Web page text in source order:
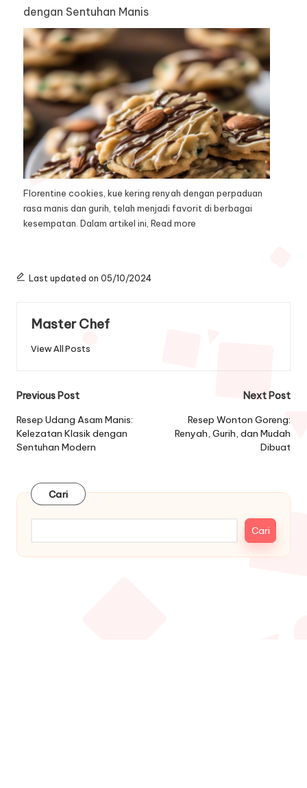
dengan Sentuhan Manis
Florentine cookies, kue kering renyah dengan perpaduan
rasa manis dan gurih, telah menjadi favorit di berbagai
kesempatan. Dalam artikel ini, Read more
Last updated on 05/10/2024
Master Chef
View All Posts
Post
navigation
Previous Post
Resep Udang Asam Manis:
Kelezatan Klasik dengan
Sentuhan Modern
Next Post
Resep Wonton Goreng:
Renyah, Gurih, dan Mudah
Dibuat
Cari
Cari